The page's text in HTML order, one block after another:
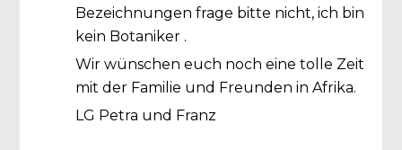
Bezeichnungen frage bitte nicht, ich bin
kein Botaniker .
Wir wünschen euch noch eine tolle Zeit
mit der Familie und Freunden in Afrika.
LG Petra und Franz